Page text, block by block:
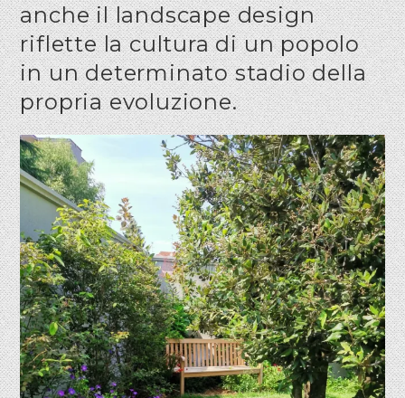
anche il landscape design
riflette la cultura di un popolo
in un determinato stadio della
propria evoluzione.